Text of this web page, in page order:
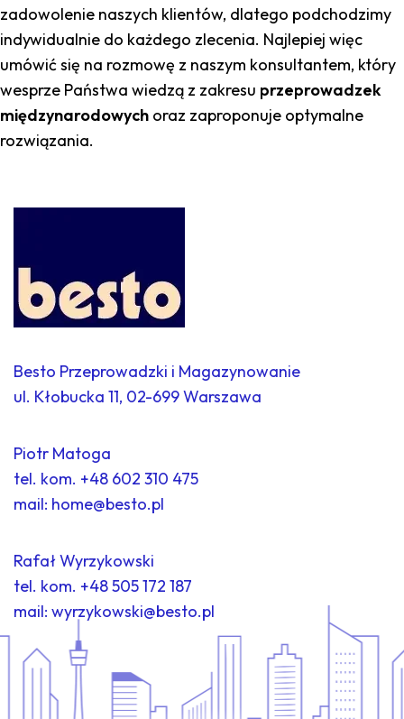
zadowolenie naszych klientów, dlatego podchodzimy
indywidualnie do każdego zlecenia. Najlepiej więc
umówić się na rozmowę z naszym konsultantem, który
wesprze Państwa wiedzą z zakresu przeprowadzek
międzynarodowych oraz zaproponuje optymalne
rozwiązania.
Besto Przeprowadzki i Magazynowanie
ul. Kłobucka 11, 02-699 Warszawa
Piotr Matoga
tel. kom. +48 602 310 475
mail: home@besto.pl
Rafał Wyrzykowski
tel. kom. +48 505 172 187
mail: wyrzykowski@besto.pl